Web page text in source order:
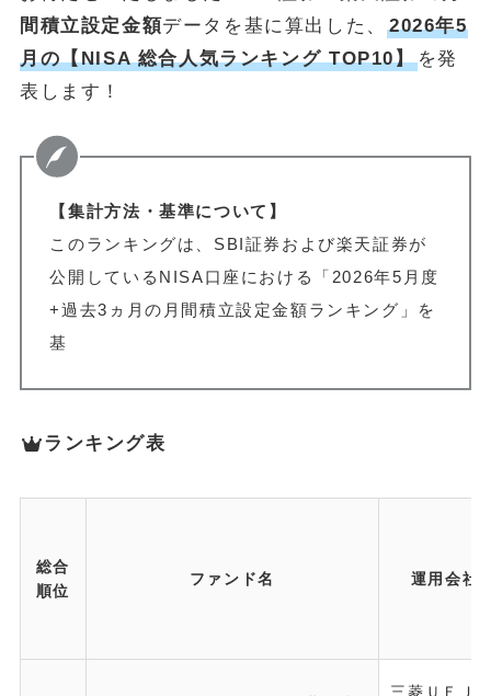
間積立設定金額データを基に算出した、
2026年5
月の【NISA 総合人気ランキング TOP10】を発
表します！
【集計方法・基準について】
このランキングは、SBI証券および楽天証券が
公開しているNISA口座における「2026年5月度
+過去3ヵ月の月間積立設定金額ランキング」を
基
ランキング表
総合
順位
ファンド名 運用会社
三菱ＵＦＪ